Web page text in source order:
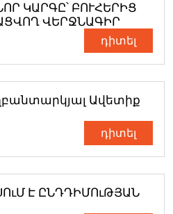
ԿԱՐԳԸ՝ ԲՈՒՀԵՐԻՑ
ՎԵՐՋՆԱԳԻՐ
դիտել
Ավետիք
դիտել
Է ԸՆԴԴԻՄՈւԹՅԱՆ